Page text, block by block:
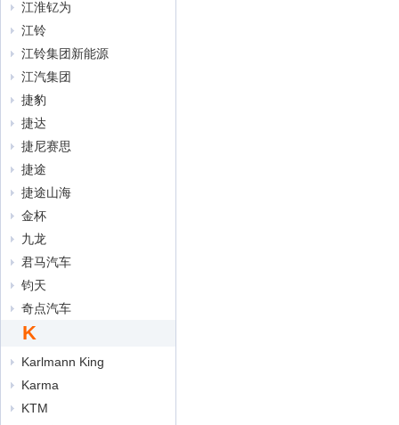
江淮钇为
江铃
江铃集团新能源
江汽集团
捷豹
捷达
捷尼赛思
捷途
捷途山海
金杯
九龙
君马汽车
钧天
奇点汽车
K
Karlmann King
Karma
KTM